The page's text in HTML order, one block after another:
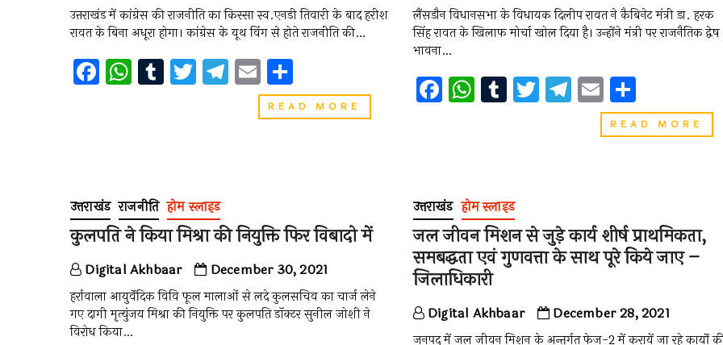
उत्तराखंड में कांग्रेस की राजनीति का किस्सा स्व.एनडी तिवारी के बाद हरीश
रावत के बिना अधूरा होगा। कांग्रेस के यूथ व‍िंग से होते राजनीति की…
F
a
o
k
W
h
p
p
T
u
T
wi
T
el
E
m
ai
h
ar
READ MORE
के
मुख्यधारा
में
करने
वाले
हरीश
लैंसडौन विधानसभा के विधायक दिलीप रावत ने कैबिनेट मंत्री डा. हरक
सिंह रावत के खिलाफ मोर्चा खोल दिया है। उन्होंने मंत्री पर राजनैतिक द्वेष
भावना…
F
a
o
o
k
W
h
A
p
p
T
u
r
T
wi
T
el
m
E
m
ai
S
h
ar
READ MORE
मंत्री
उत्तराखंड राजनीति होम स्लाइड
कुलपति ने किया मिश्रा की नियुक्ति फिर विबादो में
Digital Akhbaar December 30, 2021
हर्रावाला आयुर्वेदिक विवि फूल मालाओं से लदे कुलसचिव का चार्ज लेने
गए दागी मृत्युंजय मिश्रा की नियुक्ति पर कुलपति डॉक्टर सुनील जोशी ने
विरोध किया…
उत्तराखंड होम स्लाइड
जल जीवन मिशन से जुड़े कार्य शीर्ष प्राथमिकता,
समबद्धता एवं गुणवत्ता के साथ पूरे किये जाए –
जिलाधिकारी
Digital Akhbaar December 28, 2021
जनपद में जल जीवन मिशन के अन्तर्गत फेज-2 में करायें जा रहे कार्यो